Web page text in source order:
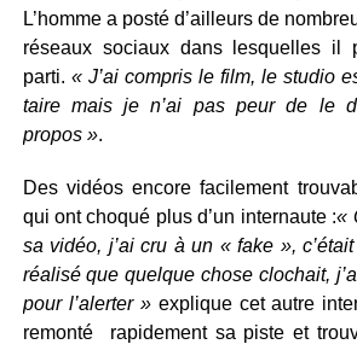
L’homme a posté d’ailleurs de
réseaux sociaux dans lesquelles il
parti. « J’ai compris le film, le studio
taire mais je n’ai pas peur de le
propos ».
Des vidéos encore facilement
qui ont choqué plus d’un internaute :«
sa vidéo, j’ai cru à un « fake »,
réalisé que quelque chose clochait,
pour l’alerter »explique cet autre
remonté rapidement sa piste et